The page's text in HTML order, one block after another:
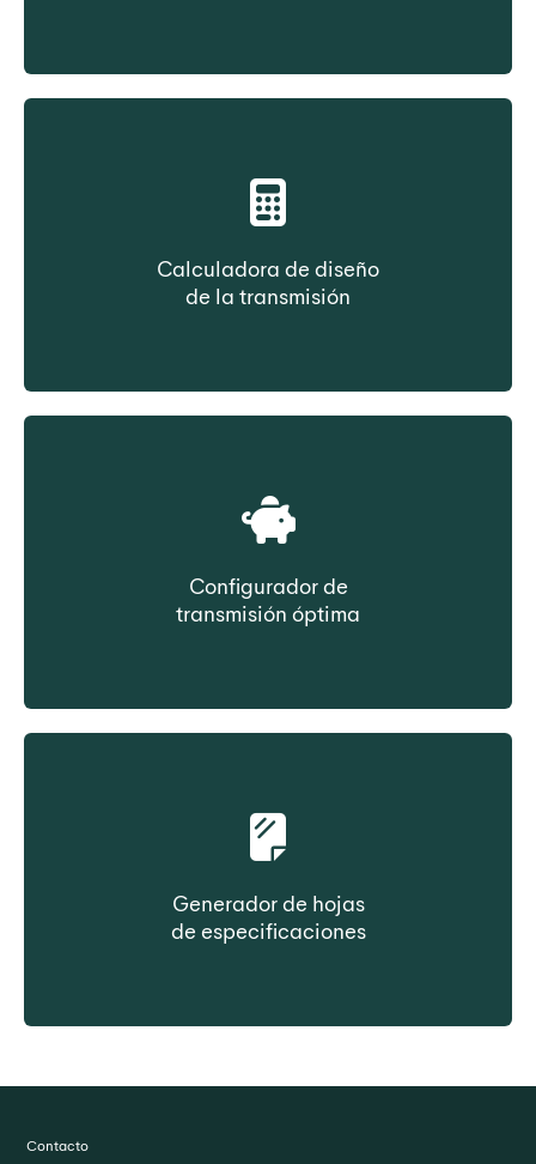
construcción
Calculadora de diseño
de la transmisión
de transmisión
Configurador de
transmisión óptima
propiedad
Generador de hojas
de especificaciones
bajo demanda
Contacto